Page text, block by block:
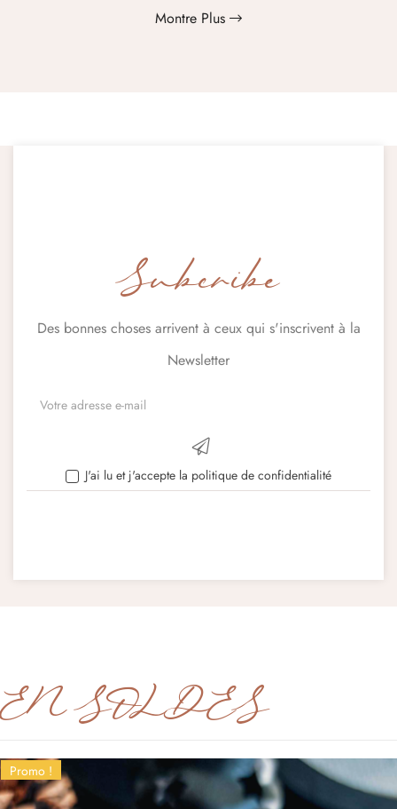
Montre Plus
Subcribe
Des bonnes choses arrivent à ceux qui s'inscrivent à la
Newsletter
J'ai lu et j'accepte la politique de confidentialité
EN SOLDES
Promo !